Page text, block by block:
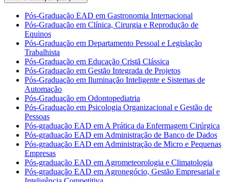
Pós-Graduação EAD em Gastronomia Internacional
Pós-Graduação em Clínica, Cirurgia e Reprodução de
Equinos
Pós-Graduação em Departamento Pessoal e Legislação
Trabalhista
Pós-Graduação em Educação Cristã Clássica
Pós-Graduação em Gestão Integrada de Projetos
Pós-Graduação em Iluminação Inteligente e Sistemas de
Automação
Pós-Graduação em Odontopediatria
Pós-Graduação em Psicologia Organizacional e Gestão de
Pessoas
Pós-graduação EAD em A Prática da Enfermagem Cirúrgica
Pós-graduação EAD em Administração de Banco de Dados
Pós-graduação EAD em Administração de Micro e Pequenas
Empresas
Pós-graduação EAD em Agrometeorologia e Climatologia
Pós-graduação EAD em Agronegócio, Gestão Empresarial e